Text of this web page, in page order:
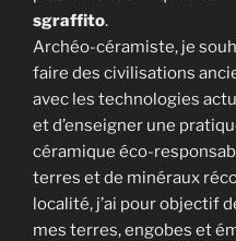
sgraffito.
Archéo-céramiste, je
faire des civilisations
avec les technologies
et d’enseigner une
céramique éco-
terres et de minéraux
localité, j’ai pour objectif
mes terres, engobes et